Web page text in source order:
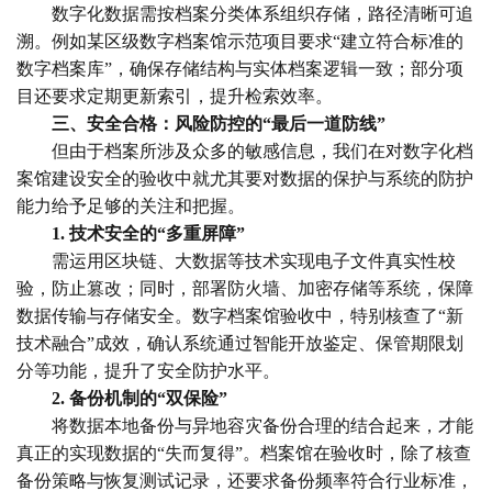
数字化数据需按档案分类体系组织存储，路径清晰可追
溯。例如某区级数字档案馆示范项目要求“建立符合标准的
数字档案库”，确保存储结构与实体档案逻辑一致；部分项
目还要求定期更新索引，提升检索效率。
三、安全合格：风险防控的“最后一道防线”
但由于档案所涉及众多的敏感信息，我们在对数字化档
案馆建设安全的验收中就尤其要对数据的保护与系统的防护
能力给予足够的关注和把握。
1. 技术安全的“多重屏障”
需运用区块链、大数据等技术实现电子文件真实性校
验，防止篡改；同时，部署防火墙、加密存储等系统，保障
数据传输与存储安全。数字档案馆验收中，特别核查了“新
技术融合”成效，确认系统通过智能开放鉴定、保管期限划
分等功能，提升了安全防护水平。
2. 备份机制的“双保险”
将数据本地备份与异地容灾备份合理的结合起来，才能
真正的实现数据的“失而复得”。档案馆在验收时，除了核查
备份策略与恢复测试记录，还要求备份频率符合行业标准，